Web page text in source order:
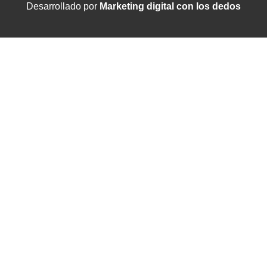
Desarrollado por Marketing digital con los dedos